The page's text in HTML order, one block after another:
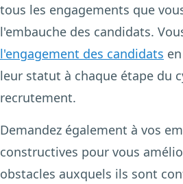
tous les engagements que
l'embauche des candidats.
l'engagement des candidats
leur statut à chaque étape du
recrutement.
Demandez également à vos
constructives pour vous
obstacles auxquels ils sont